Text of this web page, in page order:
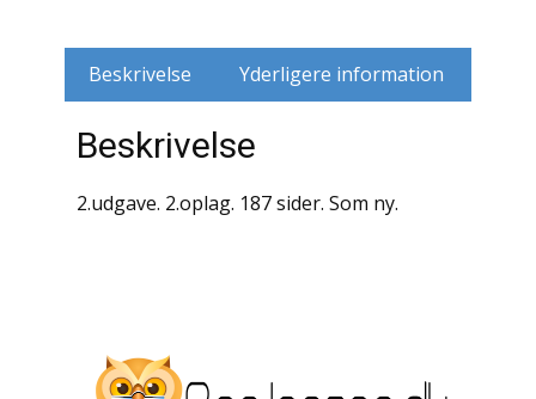
Krige / Slag
Krop / Sind
Litteraturhistorie
Beskrivelse Yderligere information
Beskrivelse
2.udgave. 2.oplag. 187 sider. Som ny.